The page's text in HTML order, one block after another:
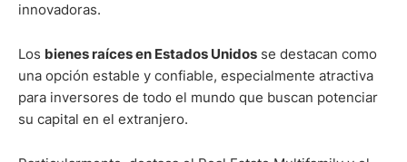
innovadoras.
Los bienes raíces en Estados Unidos se destacan como
una opción estable y confiable, especialmente atractiva
para inversores de todo el mundo que buscan potenciar
su capital en el extranjero.